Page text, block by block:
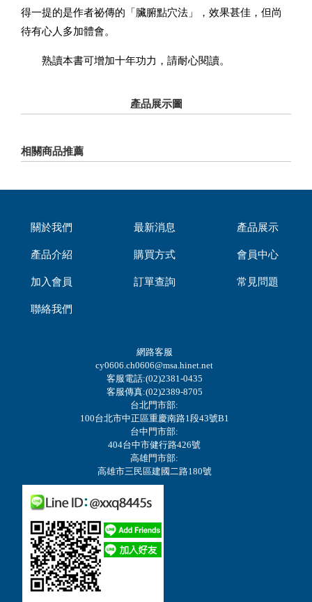
得一提的是作者祕傳的「臟腑點穴法」，效果甚佳，但尚
待有心人多加體會。
熟讀本書可增加十年功力，請耐心閱讀。
產品展示圖
相關商品推薦
關於我們 最新消息 產品展示
產品介紹 購買方式 會員中心
加入會員 訂單查詢 常見問題
聯絡我們
網路客服
cy0606.ch0606@msa.hinet.net
客服電話:(02)2381-0435
客服傳真:(02)2389-8705
台北門市部:
100台北市中正區重慶南路1段43號B1
台中門市部:
404台中市健行路426號
高雄門市部:
高雄市三民區建國二路180號